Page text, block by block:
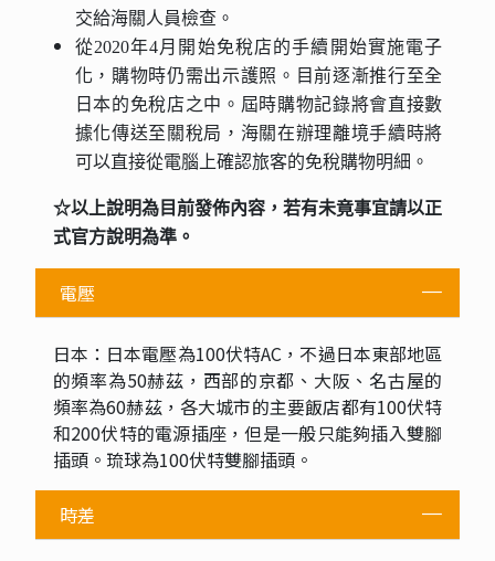
交給海關人員檢查。
從2020年4月開始免稅店的手續開始實施電子
化，購物時仍需出示護照。目前逐漸推行至全
日本的免稅店之中。屆時購物記錄將會直接數
據化傳送至關稅局，海關在辦理離境手續時將
可以直接從電腦上確認旅客的免稅購物明細。
☆以上說明為目前發佈內容，若有未竟事宜請以正
式官方說明為準。
電壓
日本：日本電壓為100伏特AC，不過日本東部地區
的頻率為50赫茲，西部的京都、大阪、名古屋的
頻率為60赫茲，各大城市的主要飯店都有100伏特
和200伏特的電源插座，但是一般只能夠插入雙腳
插頭。琉球為100伏特雙腳插頭。
時差